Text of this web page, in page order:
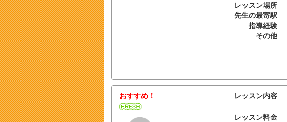
レッスン場所
先生の最寄駅
指導経験
その他
おすすめ！ レッスン内容
レッスン料金